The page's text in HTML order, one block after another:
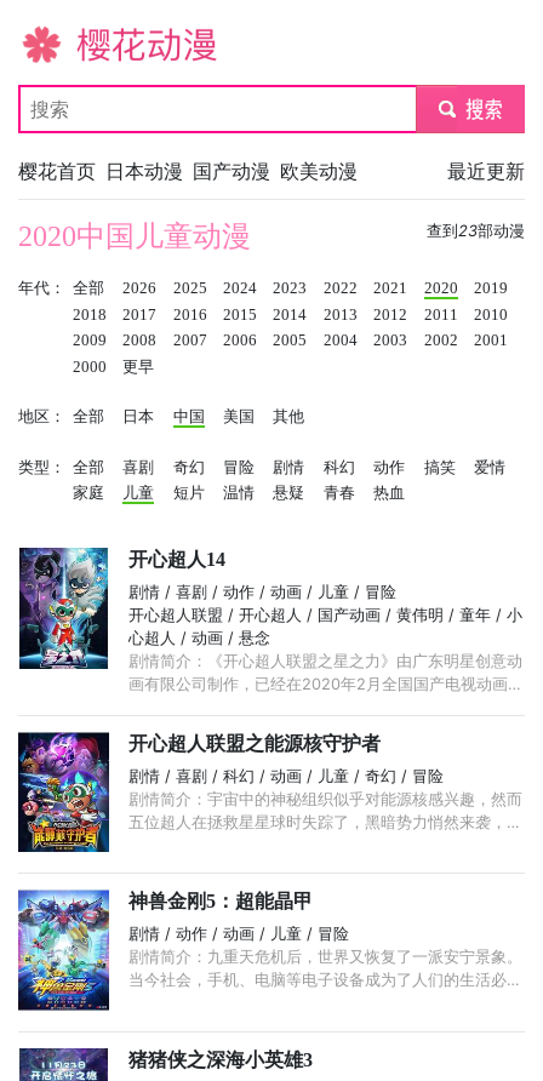
樱花动漫
submit
樱花首页 日本动漫 国产动漫 欧美动漫 最近更新
查到 23部动漫
2020中国儿童动漫
年代： 全部 2026 2025 2024 2023 2022 2021 2020
2019
2018
2017 2016 2015 2014 2013 2012 2011
2010
2009
2008 2007 2006 2005 2004 2003 2002
2001
2000
更早
地区： 全部 日本 中国 美国 其他
类型： 全部 喜剧 奇幻 冒险 剧情 科幻 动作 搞笑
爱情
家庭
儿童 短片 温情 悬疑 青春 热血
开心超人14
剧情 / 喜剧 / 动作 / 动画 / 儿童 / 冒险
开心超人联盟 / 开心超人 / 国产动画 / 黄伟明 / 童年 / 小
心超人 / 动画 / 悬念
剧情简介：《开心超人联盟之星之力》由广东明星创意动
画有限公司制作，已经在2020年2月全国国产电视动画片
在星际联盟的帮助下拯救伽罗的故事！
开心超人联盟之能源核守护者
剧情 / 喜剧 / 科幻 / 动画 / 儿童 / 奇幻 / 冒险
剧情简介：宇宙中的神秘组织似乎对能源核感兴趣，然而
五位超人在拯救星星球时失踪了，黑暗势力悄然来袭，谁
神兽金刚5：超能晶甲
剧情 / 动作 / 动画 / 儿童 / 冒险
剧情简介：九重天危机后，世界又恢复了一派安宁景象。
当今社会，手机、电脑等电子设备成为了人们的生活必需
猪猪侠之深海小英雄3